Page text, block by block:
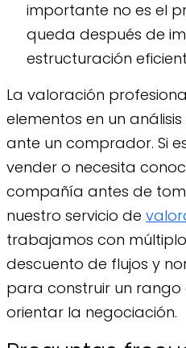
importante no es el
queda después de
estructuración
La valoración
elementos en un
ante un comprador. Si
vender o necesita
compañía antes de
nuestro servicio de
trabajamos con
descuento de flujos y
para construir un rango
orientar la negociación.